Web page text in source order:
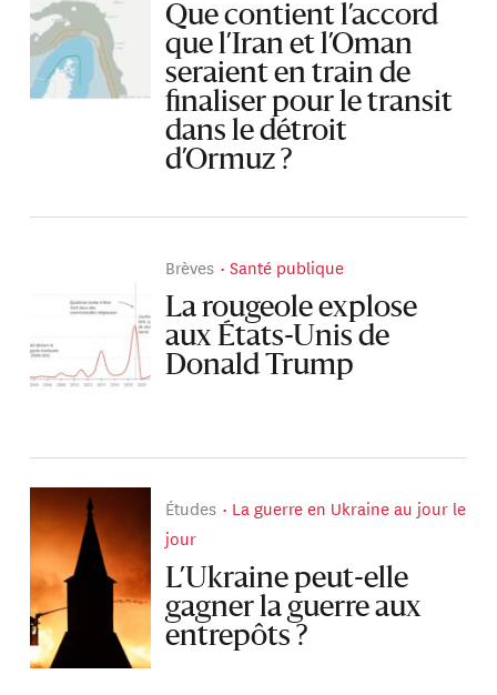
Que contient l’accord
que l’Iran et l’Oman
seraient en train de
finaliser pour le transit
dans le détroit
d’Ormuz ?
Brèves Santé publique
La rougeole explose
aux États-Unis de
Donald Trump
Études
La guerre en Ukraine au jour le
jour
L’Ukraine peut-elle
gagner la guerre aux
entrepôts ?